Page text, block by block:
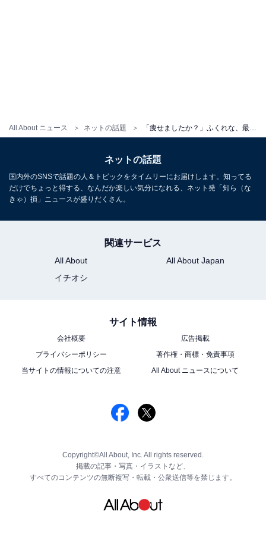
All About ニュース ネットの話題
ネットの話題
国内外のSNSで話題の人＆トピックをタイムリーにお届けします。知ってる
だけでちょっと得する、なんだか楽しい気分になれる、ネット発「知ら（な
きゃ）損」ニュースが盛りだくさん。
関連サービス
All About
All About Japan
イチオシ
サイト情報
会社概要
広告掲載
プライバシーポリシー
著作権・商標・免責事項
当サイトの情報についての注意
All About ニュースについて
Copyright©All About, Inc. All rights reserved.
掲載の記事・写真・イラストなど、
すべてのコンテンツの無断複写・転載・公衆送信等を禁じます。